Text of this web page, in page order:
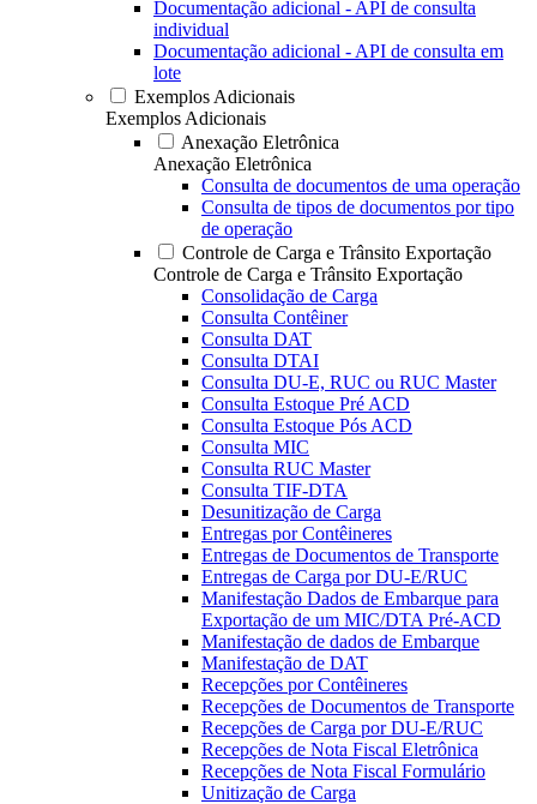
Documentação adicional - API de consulta
individual
Documentação adicional - API de consulta em
lote
Exemplos Adicionais
Exemplos Adicionais
Anexação Eletrônica
Anexação Eletrônica
Consulta de documentos de uma operação
Consulta de tipos de documentos por tipo
de operação
Controle de Carga e Trânsito Exportação
Controle de Carga e Trânsito Exportação
Consolidação de Carga
Consulta Contêiner
Consulta DAT
Consulta DTAI
Consulta DU-E, RUC ou RUC Master
Consulta Estoque Pré ACD
Consulta Estoque Pós ACD
Consulta MIC
Consulta RUC Master
Consulta TIF-DTA
Desunitização de Carga
Entregas por Contêineres
Entregas de Documentos de Transporte
Entregas de Carga por DU-E/RUC
Manifestação Dados de Embarque para
Exportação de um MIC/DTA Pré-ACD
Manifestação de dados de Embarque
Manifestação de DAT
Recepções por Contêineres
Recepções de Documentos de Transporte
Recepções de Carga por DU-E/RUC
Recepções de Nota Fiscal Eletrônica
Recepções de Nota Fiscal Formulário
Unitização de Carga